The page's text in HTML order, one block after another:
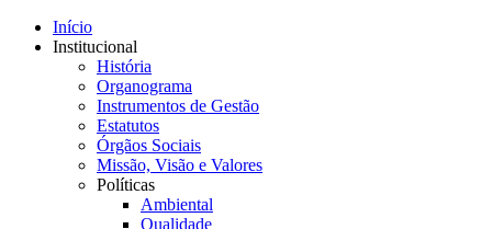
Início
Institucional
História
Organograma
Instrumentos de Gestão
Estatutos
Órgãos Sociais
Missão, Visão e Valores
Políticas
Ambiental
Qualidade